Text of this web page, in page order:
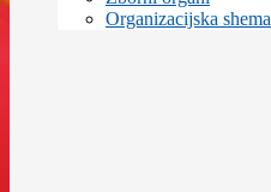
Organizacijska shema